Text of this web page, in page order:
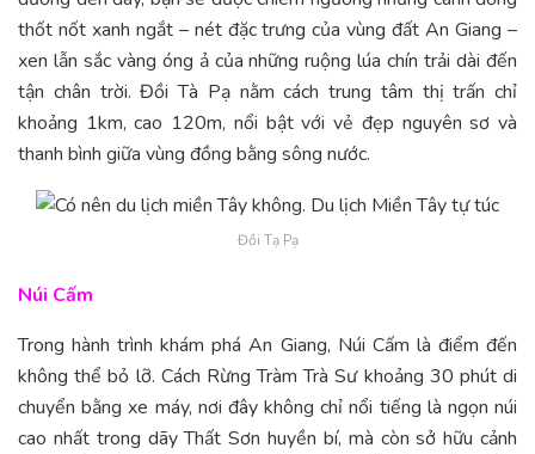
thốt nốt xanh ngắt – nét đặc trưng của vùng đất An Giang –
xen lẫn sắc vàng óng ả của những ruộng lúa chín trải dài đến
tận chân trời. Đồi Tà Pạ nằm cách trung tâm thị trấn chỉ
khoảng 1km, cao 120m, nổi bật với vẻ đẹp nguyên sơ và
thanh bình giữa vùng đồng bằng sông nước.
Đồi Tạ Pạ
Núi Cấm
Trong hành trình khám phá An Giang, Núi Cấm là điểm đến
không thể bỏ lỡ. Cách Rừng Tràm Trà Sư khoảng 30 phút di
chuyển bằng xe máy, nơi đây không chỉ nổi tiếng là ngọn núi
cao nhất trong dãy Thất Sơn huyền bí, mà còn sở hữu cảnh